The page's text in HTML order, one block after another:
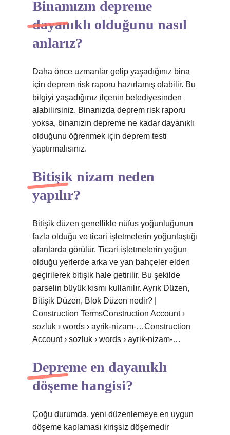
Binamızın depreme
dayanıklı olduğunu nasıl
anlarız?
Daha önce uzmanlar gelip yaşadığınız bina
için deprem risk raporu hazırlamış olabilir. Bu
bilgiyi yaşadığınız ilçenin belediyesinden
alabilirsiniz. Binanızda deprem risk raporu
yoksa, binanızın depreme ne kadar dayanıklı
olduğunu öğrenmek için deprem testi
yaptırmalısınız.
Bitişik nizam neden
yapılır?
Bitişik düzen genellikle nüfus yoğunluğunun
fazla olduğu ve ticari işletmelerin yoğunlaştığı
alanlarda görülür. Ticari işletmelerin yoğun
olduğu yerlerde arka ve yan bahçeler elden
geçirilerek bitişik hale getirilir. Bu şekilde
parselin büyük kısmı kullanılır. Ayrık Düzen,
Bitişik Düzen, Blok Düzen nedir? |
Construction TermsConstruction Account ›
sozluk › words › ayrik-nizam-…Construction
Account › sozluk › words › ayrik-nizam-…
Depreme en dayanıklı
döşeme hangisi?
Çoğu durumda, yeni düzenlemeye en uygun
döşeme kaplaması kirişsiz döşemedir